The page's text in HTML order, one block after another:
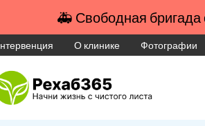
🚑 Свободная
О клинике Фотографии